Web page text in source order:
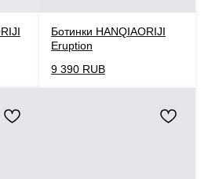
Ботинки HANQIAORIJI
Eruption
9 390 RUB